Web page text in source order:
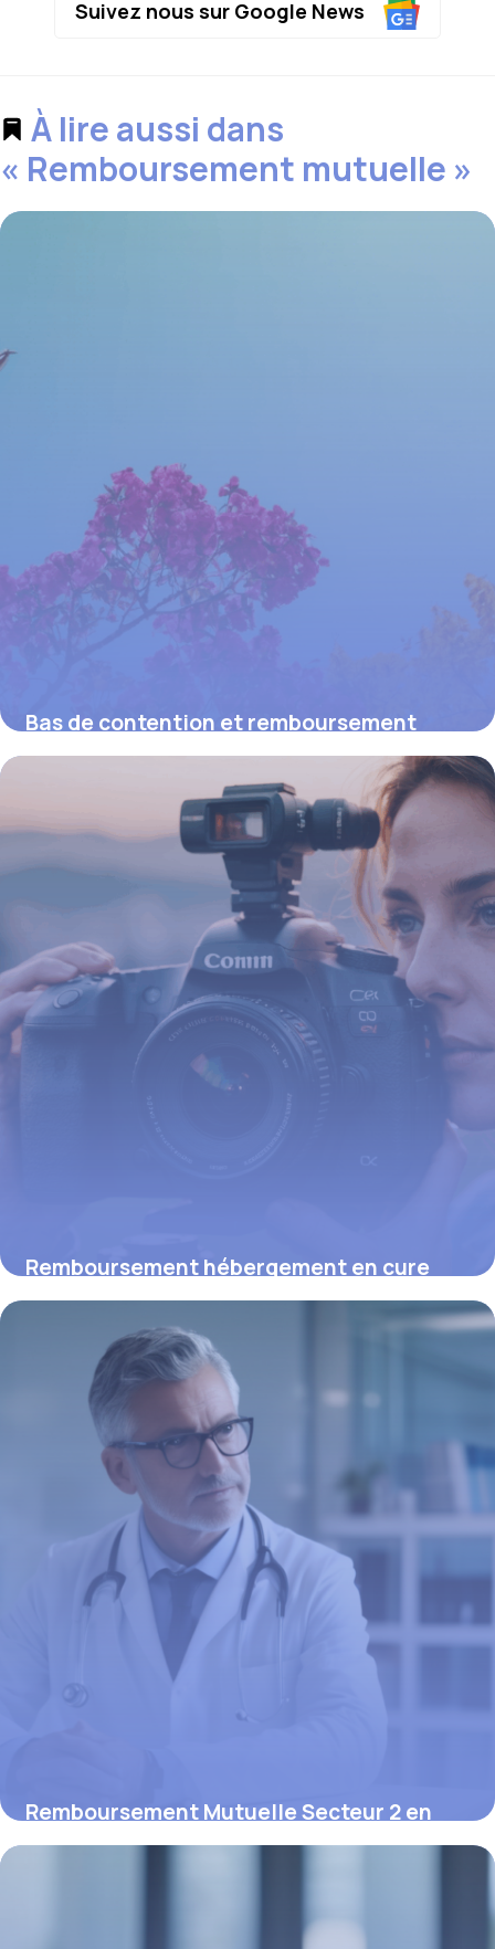
Suivez nous sur Google News
À lire aussi dans
« Remboursement mutuelle »
Bas de contention et remboursement
mutuelle : tout comprendre pour une prise
en charge optimale
15 juin 2026
Remboursement hébergement en cure
thermale : ce que vous devez savoir
15 juin 2026
Remboursement Mutuelle Secteur 2 en
2025 : Droits et Optimisation